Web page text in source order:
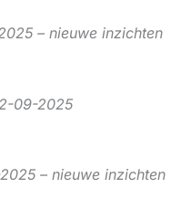
– nieuwe inzichten
09-2025
– nieuwe inzichten